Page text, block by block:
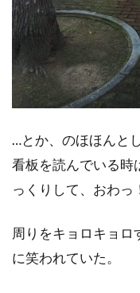
…とか、のほほんと
看板を読んでいる時
っくりして、おわっ
周りをキョロキョロ
に笑われていた。